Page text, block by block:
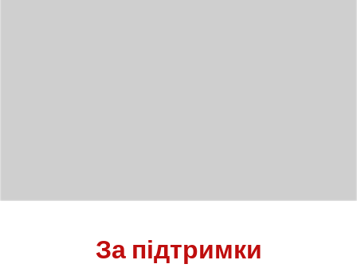
За підтримки